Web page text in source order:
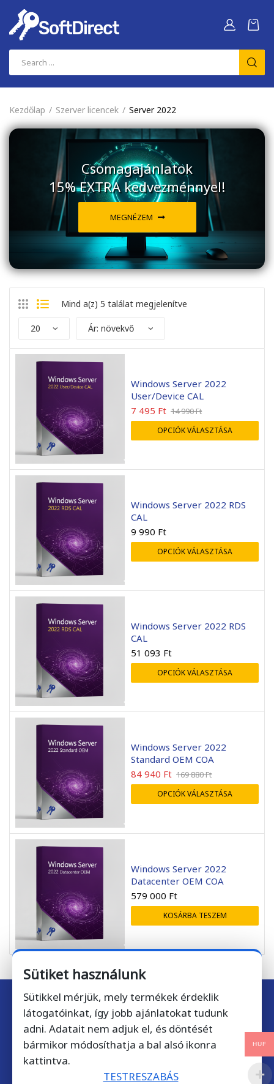
Kezdőlap Szerver licencek Server 2022
Csomagajánlatok
15% EXTRA kedvezménnyel!
MEGNÉZEM
Mind a(z) 5 találat megjelenítve
Windows Server 2022
User/Device CAL
14 990Ft
7 495 Ft
OPCIÓK VÁLASZTÁSA
Windows Server 2022 RDS
CAL
9 990 Ft
OPCIÓK VÁLASZTÁSA
Windows Server 2022 RDS
CAL
51 093 Ft
OPCIÓK VÁLASZTÁSA
Windows Server 2022
Standard OEM COA
169 880Ft
84 940 Ft
OPCIÓK VÁLASZTÁSA
Windows Server 2022
Datacenter OEM COA
579 000 Ft
KOSÁRBA TESZEM
ment minden, a
sikeres volt.
Mihály Zombory
2026-05-22
Mint mindig gyors
venni.
Zsolt Szálkai
2026-05-01
Iratkozzon fel hírlevelünkre!
Csatlakozzon több mint
, akik nem
akarnak lemaradni a kedvezményekről!
HUF
Sütiket használunk
Sütikkel mérjük, mely termékek érdeklik
látogatóinkat, így jobb ajánlatokat tudunk
adni. Adatait nem adjuk el, és döntését
bármikor módosíthatja a bal alsó ikonra
kattintva.
TESTRESZABÁS